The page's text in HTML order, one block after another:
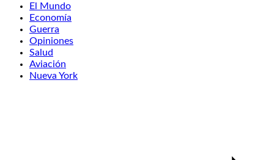
El Mundo
Economía
Guerra
Opiniones
Salud
Aviación
Nueva York